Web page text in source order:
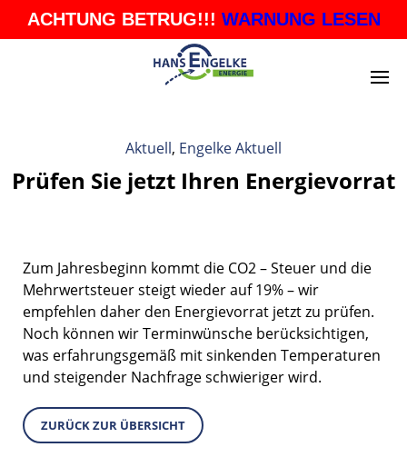
ACHTUNG BETRUG!!! WARNUNG LESEN
Aktuell, Engelke Aktuell
Prüfen Sie jetzt Ihren Energievorrat
Zum Jahresbeginn kommt die CO2 – Steuer und die
Mehrwertsteuer steigt wieder auf 19% – wir
empfehlen daher den Energievorrat jetzt zu prüfen.
Noch können wir Terminwünsche berücksichtigen,
was erfahrungsgemäß mit sinkenden Temperaturen
und steigender Nachfrage schwieriger wird.
ZURÜCK ZUR ÜBERSICHT